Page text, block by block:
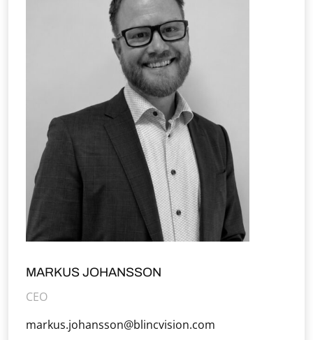
MARKUS JOHANSSON
CEO
markus.johansson@blincvision.com